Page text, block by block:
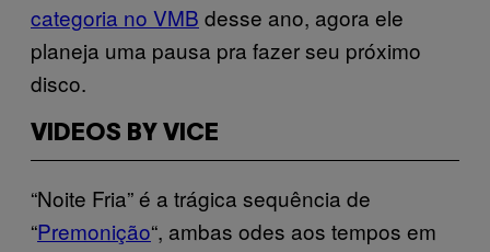
categoria no VMB desse ano, agora ele
planeja uma pausa pra fazer seu próximo
disco.
VIDEOS BY VICE
“Noite Fria” é a trágica sequência de
“Premonição“, ambas odes aos tempos em